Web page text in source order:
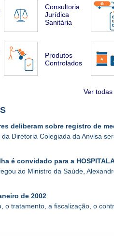
Consultoria
Jurídica
Sanitária
Produtos
Controlados
Ver
deliberam sobre registro de
Diretoria Colegiada da Anvisa
é convidado para a
ao Ministro da Saúde,
de 2002
o tratamento, a fiscalização, o